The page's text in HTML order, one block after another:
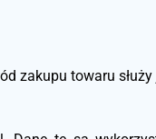
zakupu towaru